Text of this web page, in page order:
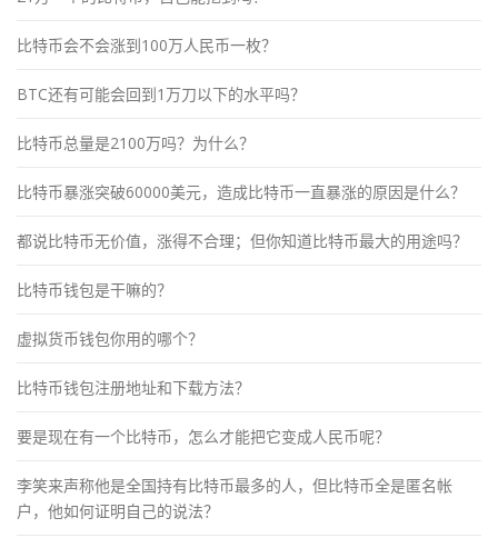
比特币会不会涨到100万人民币一枚？
BTC还有可能会回到1万刀以下的水平吗？
比特币总量是2100万吗？为什么？
比特币暴涨突破60000美元，造成比特币一直暴涨的原因是什么？
都说比特币无价值，涨得不合理；但你知道比特币最大的用途吗？
比特币钱包是干嘛的？
虚拟货币钱包你用的哪个？
比特币钱包注册地址和下载方法？
要是现在有一个比特币，怎么才能把它变成人民币呢？
李笑来声称他是全国持有比特币最多的人，但比特币全是匿名帐
户，他如何证明自己的说法？